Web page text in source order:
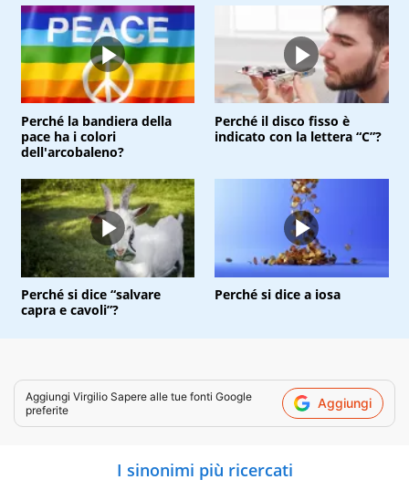
Perché la bandiera della
pace ha i colori
dell'arcobaleno?
Perché il disco fisso è
indicato con la lettera “C”?
Perché si dice “salvare
capra e cavoli”?
Perché si dice a iosa
Aggiungi Virgilio Sapere alle tue fonti Google
preferite
Aggiungi
I sinonimi più ricercati